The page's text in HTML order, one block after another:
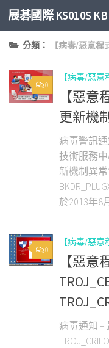
Skip to content
展碁國際 KS010S KB
分類： 【病毒/惡意程
0
【病毒/惡意
【惡意
更新機
病毒警訊通
技術服務
新機制異
於2013年8
0
【病毒/惡意
【惡意
病毒通知 –